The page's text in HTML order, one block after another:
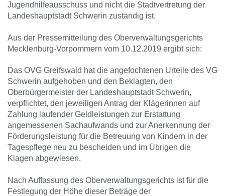
Jugendhilfeausschuss und nicht die Stadtvertretung der
Landeshauptstadt Schwerin zuständig ist.
Aus der Pressemitteilung des Oberverwaltungsgerichts
Mecklenburg-Vorpommern vom 10.12.2019 ergibt sich:
Das OVG Greifswald hat die angefochtenen Urteile des VG
Schwerin aufgehoben und den Beklagten, den
Oberbürgermeister der Landeshauptstadt Schwerin,
verpflichtet, den jeweiligen Antrag der Klägerinnen auf
Zahlung laufender Geldleistungen zur Erstattung
angemessenen Sachaufwands und zur Anerkennung der
Förderungsleistung für die Betreuung von Kindern in der
Tagespflege neu zu bescheiden und im Übrigen die
Klagen abgewiesen.
Nach Auffassung des Oberverwaltungsgerichts ist für die
Festlegung der Höhe dieser Beträge der